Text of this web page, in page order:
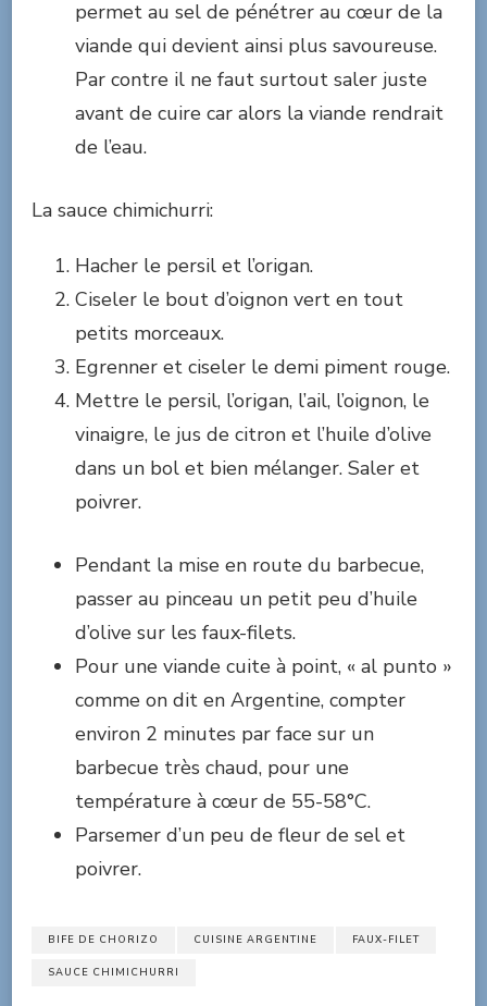
permet au sel de pénétrer au cœur de la
viande qui devient ainsi plus savoureuse.
Par contre il ne faut surtout saler juste
avant de cuire car alors la viande rendrait
de l’eau.
La sauce chimichurri:
Hacher le persil et l’origan.
Ciseler le bout d’oignon vert en tout
petits morceaux.
Egrenner et ciseler le demi piment rouge.
Mettre le persil, l’origan, l’ail, l’oignon, le
vinaigre, le jus de citron et l’huile d’olive
dans un bol et bien mélanger. Saler et
poivrer.
Pendant la mise en route du barbecue,
passer au pinceau un petit peu d’huile
d’olive sur les faux-filets.
Pour une viande cuite à point, « al punto »
comme on dit en Argentine, compter
environ 2 minutes par face sur un
barbecue très chaud, pour une
température à cœur de 55-58°C.
Parsemer d’un peu de fleur de sel et
poivrer.
BIFE DE CHORIZO CUISINE ARGENTINE FAUX-FILET
SAUCE CHIMICHURRI